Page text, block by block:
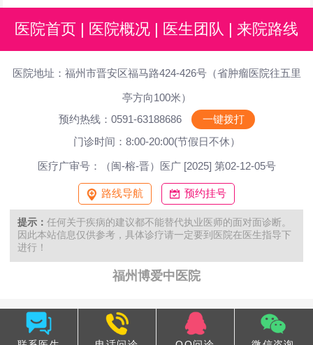
医院首页 医院概况 医生团队 来院路线
医院地址：福州市晋安区福马路424-426号（省肿瘤医院往五里
亭方向100米）
预约热线：0591-63188686
一键拨打
门诊时间：8:00-20:00(节假日不休）
医疗广审号：（闽-榕-晋）医广 [2025] 第02-12-05号
路线导航 预约挂号
提示： 任何关于疾病的建议都不能替代执业医师的面对面诊断。
因此本站信息仅供参考，具体诊疗请一定要到医院在医生指导下
进行！
福州博爱中医院